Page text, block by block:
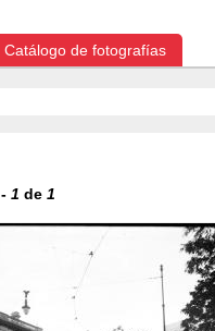
Catálogo de fotografías
- 1 de 1